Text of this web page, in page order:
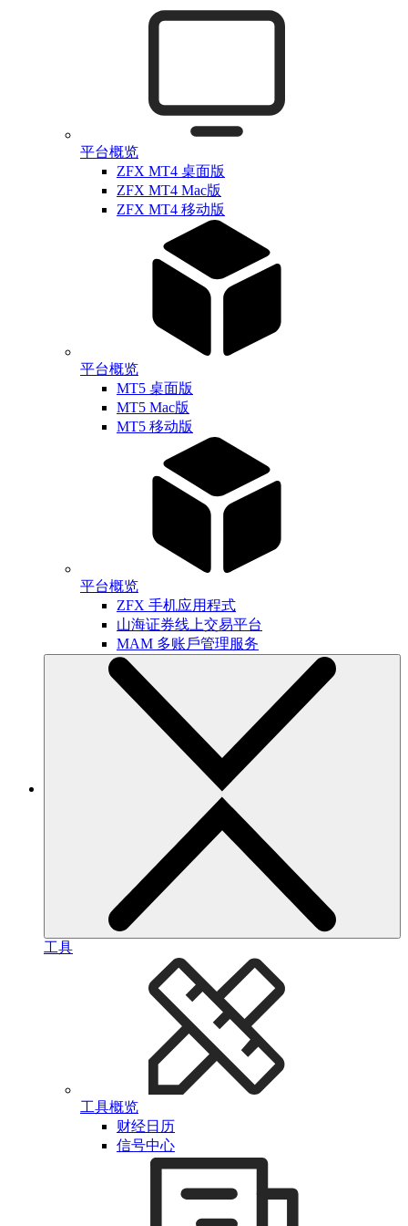
平台概览
ZFX MT4 桌面版
ZFX MT4 Mac版
ZFX MT4 移动版
平台概览
MT5 桌面版
MT5 Mac版
MT5 移动版
平台概览
ZFX 手机应用程式
山海证券线上交易平台
MAM 多账戶管理服务
工具
工具概览
财经日历
信号中心